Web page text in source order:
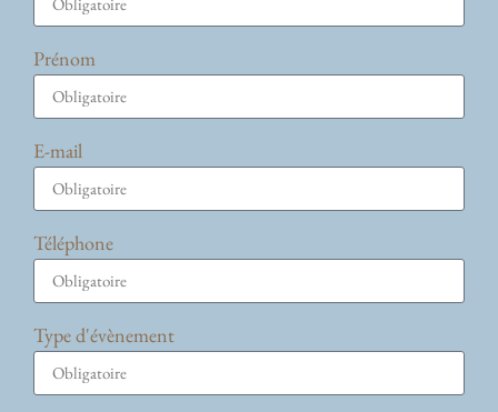
Prénom
E-mail
Téléphone
Type d'évènement